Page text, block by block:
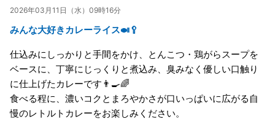
2026年03月11日（水）09時16分
みんな大好きカレーライス🍛🥄
仕込みにしっかりと手間をかけ、とんこつ・鶏がらスープを
ベースに、丁寧にじっくりと煮込み、臭みなく優しい口触り
に仕上げたカレーです👨‍🍳🌈
食べる程に、濃いコクとまろやかさが口いっぱいに広がる自
慢のレトルトカレーをお楽しみください。